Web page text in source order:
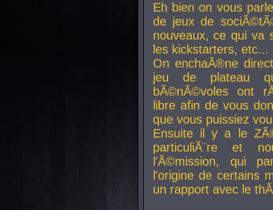
Eh bien on vous
de jeux de
nouveaux, ce qui va
les kickstarters, etc...
On enchaÃ®ne
jeu de plateau
bÃ©nÃ©voles ont
libre afin de vous
que vous puissiez
Ensuite il y a le
particuliÃ¨re et
l'Ã©mission, qui
l'origine de certains
un rapport avec le